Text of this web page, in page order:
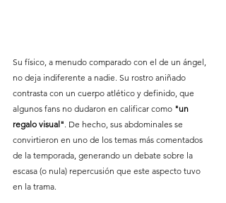
Su físico, a menudo comparado con el de un ángel,
no deja indiferente a nadie. Su rostro aniñado
contrasta con un cuerpo atlético y definido, que
algunos fans no dudaron en calificar como "un
regalo visual" . De hecho, sus abdominales se
convirtieron en uno de los temas más comentados
de la temporada, generando un debate sobre la
escasa (o nula) repercusión que este aspecto tuvo
en la trama.